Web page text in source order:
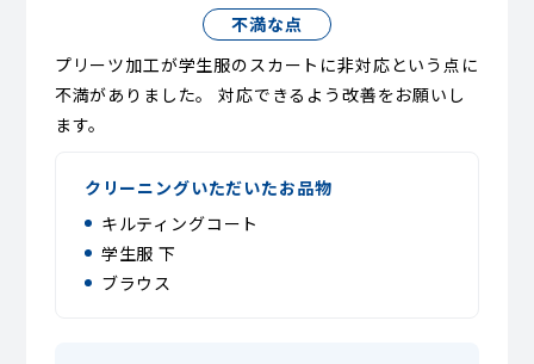
不満な点
プリーツ加工が学生服のスカートに非対応という点に
不満がありました。 対応できるよう改善をお願いし
ます。
クリーニングいただいたお品物
キルティングコート
学生服 下
ブラウス